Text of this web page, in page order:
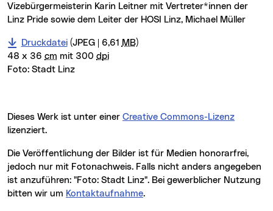
Vizebürgermeisterin Karin Leitner mit Vertreter*innen der
Linz Pride sowie dem Leiter der HOSI Linz, Michael Müller
Druckdatei(JPEG | 6,61 MB)
48 x 36 cm mit 300 dpi
Foto: Stadt Linz
Dieses Werk ist unter einer Creative Commons-Lizenz
lizenziert.
Die Veröffentlichung der Bilder ist für Medien honorarfrei,
jedoch nur mit Fotonachweis. Falls nicht anders angegeben
ist anzuführen: "Foto: Stadt Linz". Bei gewerblicher Nutzung
bitten wir um Kontaktaufnahme.